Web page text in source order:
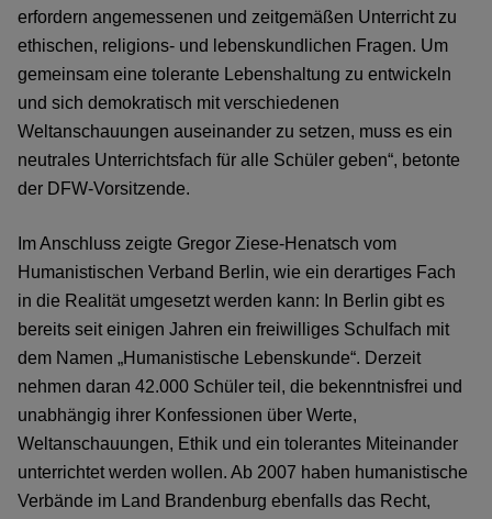
erfordern angemessenen und zeitgemäßen Unterricht zu
ethischen, religions- und lebenskundlichen Fragen. Um
gemeinsam eine tolerante Lebenshaltung zu entwickeln
und sich demokratisch mit verschiedenen
Weltanschauungen auseinander zu setzen, muss es ein
neutrales Unterrichtsfach für alle Schüler geben“, betonte
der DFW-Vorsitzende.
Im Anschluss zeigte Gregor Ziese-Henatsch vom
Humanistischen Verband Berlin, wie ein derartiges Fach
in die Realität umgesetzt werden kann: In Berlin gibt es
bereits seit einigen Jahren ein freiwilliges Schulfach mit
dem Namen „Humanistische Lebenskunde“. Derzeit
nehmen daran 42.000 Schüler teil, die bekenntnisfrei und
unabhängig ihrer Konfessionen über Werte,
Weltanschauungen, Ethik und ein tolerantes Miteinander
unterrichtet werden wollen. Ab 2007 haben humanistische
Verbände im Land Brandenburg ebenfalls das Recht,